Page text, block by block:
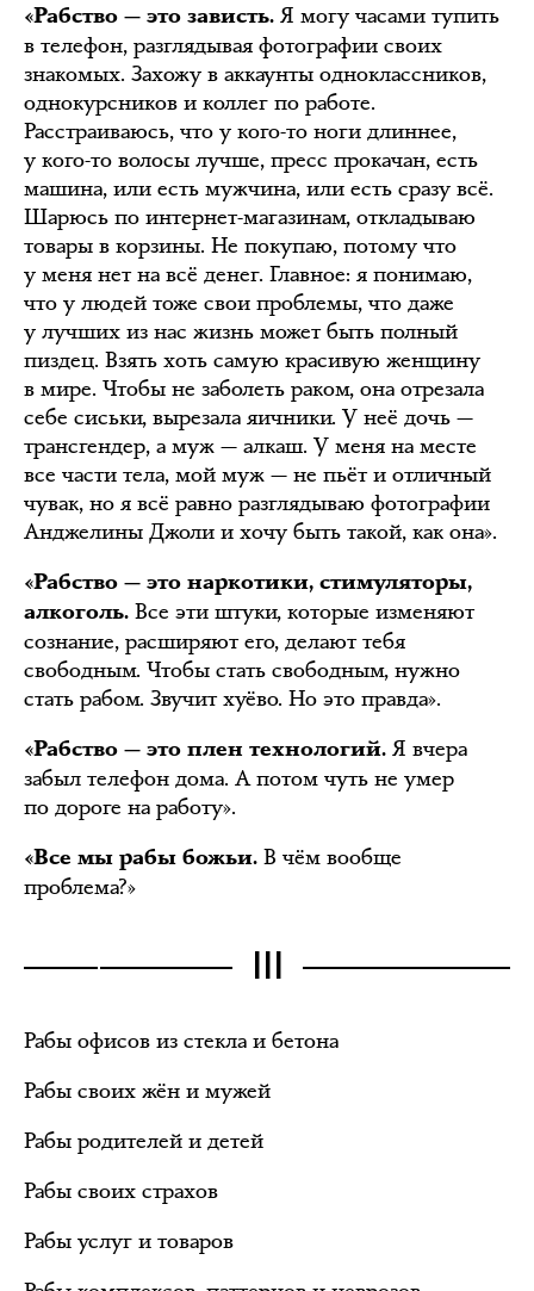
«Рабство — это зависть. Я могу часами тупить
в телефон, разглядывая фотографии своих
знакомых. Захожу в аккаунты одноклассников,
однокурсников и коллег по работе.
Расстраиваюсь, что у кого-то ноги длиннее,
у кого-то волосы лучше, пресс прокачан, есть
машина, или есть мужчина, или есть сразу всё.
Шарюсь по интернет-магазинам, откладываю
товары в корзины. Не покупаю, потому что
у меня нет на всё денег. Главное: я понимаю,
что у людей тоже свои проблемы, что даже
у лучших из нас жизнь может быть полный
пиздец. Взять хоть самую красивую женщину
в мире. Чтобы не заболеть раком, она отрезала
себе сиськи, вырезала яичники. У неё дочь —
трансгендер, а муж — алкаш. У меня на месте
все части тела, мой муж — не пьёт и отличный
чувак, но я всё равно разглядываю фотографии
Анджелины Джоли и хочу быть такой, как она».
«Рабство — это наркотики, стимуляторы,
алкоголь. Все эти штуки, которые изменяют
сознание, расширяют его, делают тебя
свободным. Чтобы стать свободным, нужно
стать рабом. Звучит хуёво. Но это правда».
«Рабство — это плен технологий. Я вчера
забыл телефон дома. А потом чуть не умер
по дороге на работу».
«Все мы рабы божьи. В чём вообще
проблема?»
Рабы офисов из стекла и бетона
Рабы своих жён и мужей
Рабы родителей и детей
Рабы своих страхов
Рабы услуг и товаров